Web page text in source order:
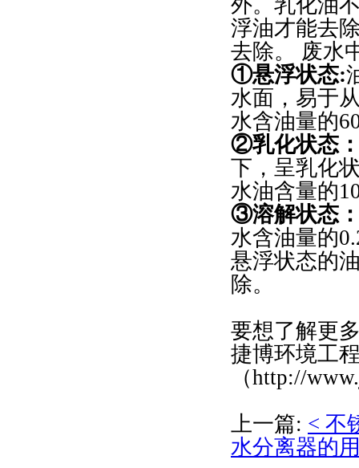
浮油才能去
去除。 废水
①悬浮状态:
水面，易于
水含油量的
②乳化状态
下，呈乳化
水油含量的
③溶解状态
水含油量的
悬浮状态的
除。
要想了解更
捷博环境工
（http://
上一篇: < 不
水分离器的